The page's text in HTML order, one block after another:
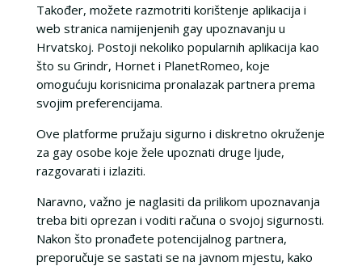
Također, možete razmotriti korištenje aplikacija i
web stranica namijenjenih gay upoznavanju u
Hrvatskoj. Postoji nekoliko popularnih aplikacija kao
što su Grindr, Hornet i PlanetRomeo, koje
omogućuju korisnicima pronalazak partnera prema
svojim preferencijama.
Ove platforme pružaju sigurno i diskretno okruženje
za gay osobe koje žele upoznati druge ljude,
razgovarati i izlaziti.
Naravno, važno je naglasiti da prilikom upoznavanja
treba biti oprezan i voditi računa o svojoj sigurnosti.
Nakon što pronađete potencijalnog partnera,
preporučuje se sastati se na javnom mjestu, kako